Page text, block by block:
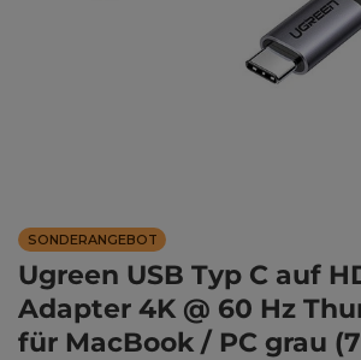
SONDERANGEBOT
Ugreen USB Typ C auf
Adapter 4K @ 60 Hz
für MacBook / PC grau